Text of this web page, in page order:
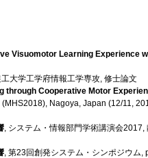
Visuomotor Learning Experience
大学工学府情報工学専攻, 修士論文
through Cooperative Motor
Nagoya, Japan (12/11,
, システム・情報部門学術講演会2017,
, 第23回創発システム・シンポジウム,